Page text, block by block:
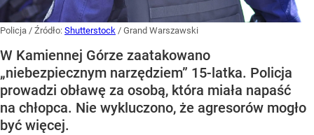
Policja / Źródło: Shutterstock / Grand Warszawski
W Kamiennej Górze zaatakowano
„niebezpiecznym narzędziem” 15-latka. Policja
prowadzi obławę za osobą, która miała napaść
na chłopca. Nie wykluczono, że agresorów mogło
być więcej.